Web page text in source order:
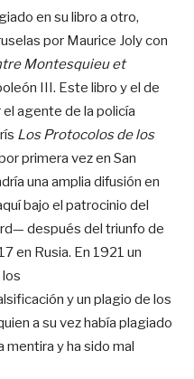
en su libro a otro,
por Maurice Joly con
Montesquieu et
III. Este libro y el de
agente de la policía
Los Protocolos de los
primera vez en San
una amplia difusión en
bajo el patrocinio del
después del triunfo de
en Rusia. En 1921 un
y un plagio de los
a su vez había plagiado
mentira y ha sido mal